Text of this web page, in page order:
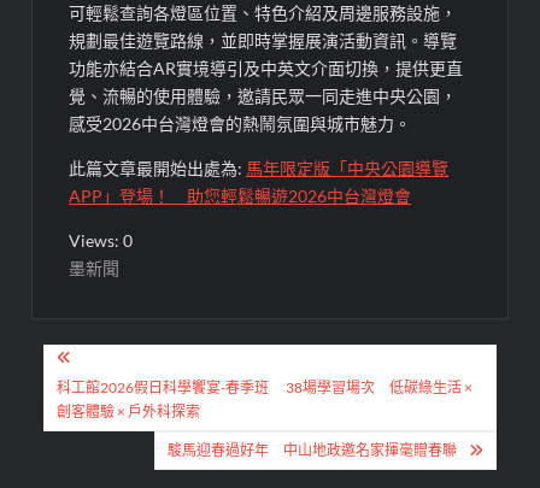
可輕鬆查詢各燈區位置、特色介紹及周邊服務設施，
規劃最佳遊覽路線，並即時掌握展演活動資訊。導覽
功能亦結合AR實境導引及中英文介面切換，提供更直
覺、流暢的使用體驗，邀請民眾一同走進中央公園，
感受2026中台灣燈會的熱鬧氛圍與城市魅力。
此篇文章最開始出處為: 馬年限定版「中央公園導覽
APP」登場！ 助您輕鬆暢遊2026中台灣燈會
Views: 0
墨新聞
文
章
導
科工館2026假日科學饗宴-春季班 38場學習場次 低碳綠生活 ×
創客體驗 × 戶外科探索
駿馬迎春過好年 中山地政邀名家揮毫贈春聯